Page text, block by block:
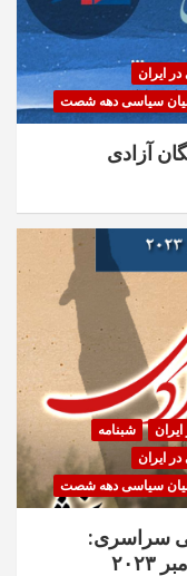
ایران
سیاسی دهه شصت
آزادی
شبنامه
ایران
سیاسی دهه شصت
سراسری: